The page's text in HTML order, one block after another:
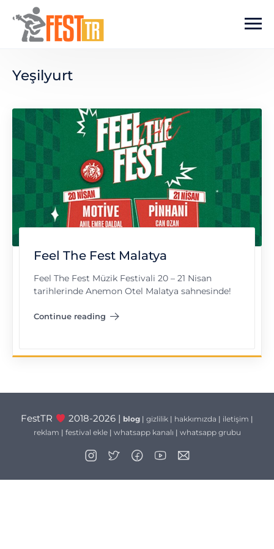
Ana içeriğe atla
Yeşilyurt
Feel The Fest Malatya
Feel The Fest Müzik Festivali 20 – 21 Nisan
tarihlerinde Anemon Otel Malatya sahnesinde!
Continue reading
"Feel The Fest Malatya"
FestTR 2018-2026 | blog| gizlilik| hakkımızda | iletişim |
reklam | festival ekle| whatsapp kanalı | whatsapp grubu